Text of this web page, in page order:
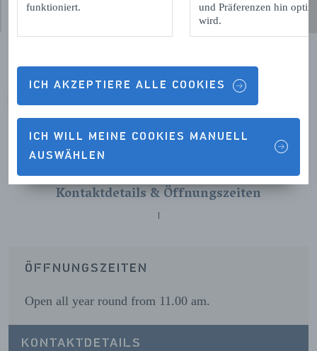
funktioniert.
und Präferenzen hin
wird.
ICH AKZEPTIERE ALLE COOKIES
ICH WILL MEINE COOKIES MANUELL
AUSWÄHLEN
VORIGE VOLGENDE
Kontaktdetails & Öffnungszeiten
ÖFFNUNGSZEITEN
Open all year round from 11.00 am.
KONTAKTDETAILS